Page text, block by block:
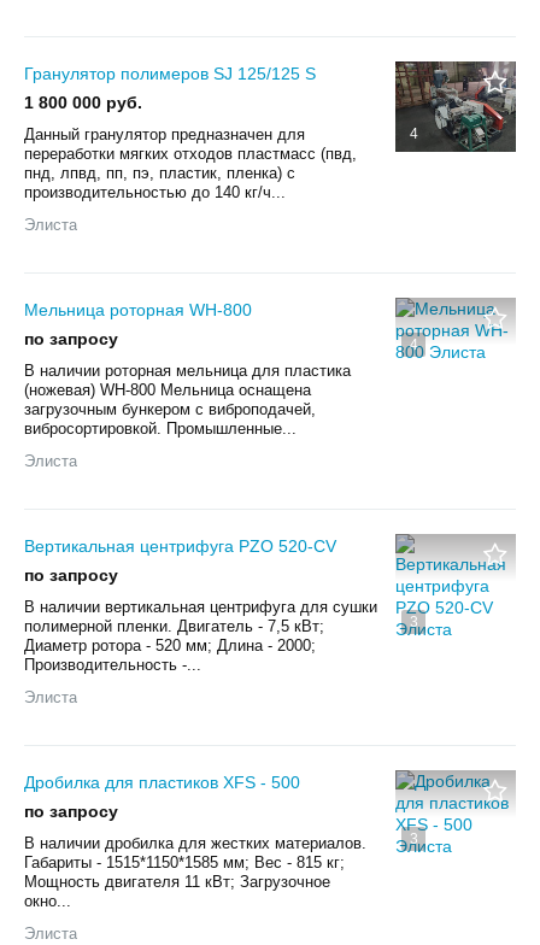
4
Гранулятор полимеров SJ 125/125 S
1 800 000 руб.
Данный гранулятор предназначен для
переработки мягких отходов пластмасс (пвд,
пнд, лпвд, пп, пэ, пластик, пленка) с
производительностью до 140 кг/ч...
Элиста
4
Мельница роторная WH-800
по запросу
В наличии роторная мельница для пластика
(ножевая) WH-800 Мельница оснащена
загрузочным бункером с виброподачей,
вибросортировкой. Промышленные...
Элиста
3
Вертикальная центрифуга PZO 520-CV
по запросу
В наличии вертикальная центрифуга для сушки
полимерной пленки. Двигатель - 7,5 кВт;
Диаметр ротора - 520 мм; Длина - 2000;
Производительность -...
Элиста
3
Дробилка для пластиков XFS - 500
по запросу
В наличии дробилка для жестких материалов.
Габариты - 1515*1150*1585 мм; Вес - 815 кг;
Мощность двигателя 11 кВт; Загрузочное
окно...
Элиста